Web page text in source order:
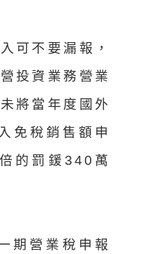
可不要漏報，
投資業務營業
將當年度國外
免稅銷售額申
的罰鍰340萬
期營業稅申報